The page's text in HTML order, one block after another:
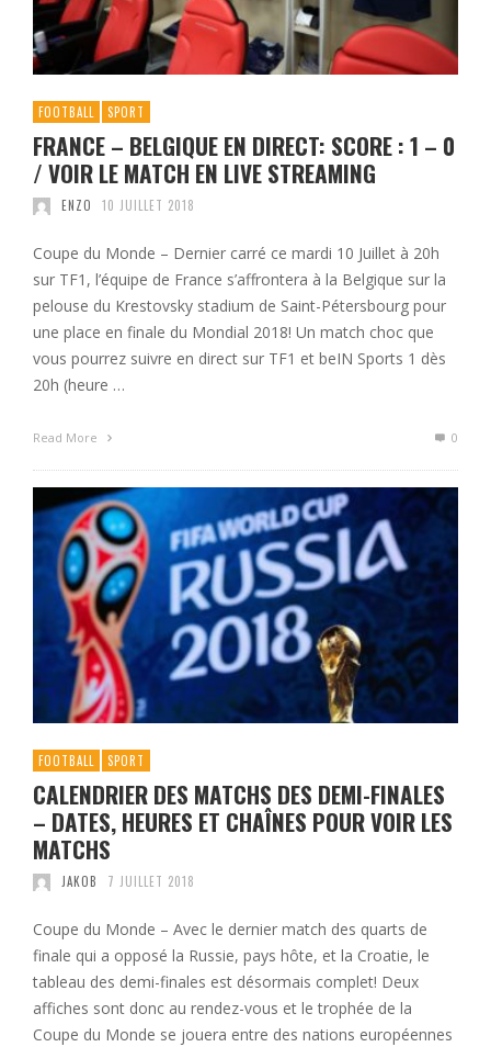
FOOTBALL SPORT
FRANCE – BELGIQUE EN DIRECT: SCORE : 1 – 0
/ VOIR LE MATCH EN LIVE STREAMING
ENZO 10 JUILLET 2018
Coupe du Monde – Dernier carré ce mardi 10 Juillet à 20h
sur TF1, l’équipe de France s’affrontera à la Belgique sur la
pelouse du Krestovsky stadium de Saint-Pétersbourg pour
une place en finale du Mondial 2018! Un match choc que
vous pourrez suivre en direct sur TF1 et beIN Sports 1 dès
20h (heure …
Read More 0
FOOTBALL SPORT
CALENDRIER DES MATCHS DES DEMI-FINALES
– DATES, HEURES ET CHAÎNES POUR VOIR LES
MATCHS
JAKOB 7 JUILLET 2018
Coupe du Monde – Avec le dernier match des quarts de
finale qui a opposé la Russie, pays hôte, et la Croatie, le
tableau des demi-finales est désormais complet! Deux
affiches sont donc au rendez-vous et le trophée de la
Coupe du Monde se jouera entre des nations européennes